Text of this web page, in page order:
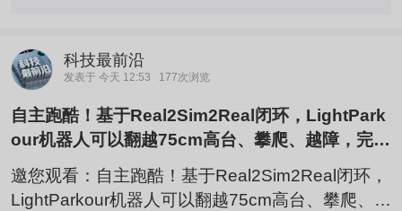
位。 1. 战略合作与量产供货单位 华为：共建XT-Huawei
联合实验室，聚焦智能制造和精密减速器技术研发。 小
米：为CyberOne定制谐波减速器，2025年Q1订单2800
万元。 比亚迪：JLRV系列RV减速器用于焊接机器人，
获约30万台/年订单。 宁德时代：RV减速器中标，用于
AGV等自动化设备。 芜湖藦卡机器人科技有限公司（藦
科技最前沿
发表于 今天 12:53 177次浏览
自主跑酷！基于Real2Sim2Real闭环，LightPark
our机器人可以翻越75cm高台、攀爬、越障，完全
机载视觉感知决策，不需要预编动作！来自LightO
rigins团队！#机器人跑酷#Li
邀您观看：自主跑酷！基于Real2Sim2Real闭环，
LightParkour机器人可以翻越75cm高台、攀爬、越